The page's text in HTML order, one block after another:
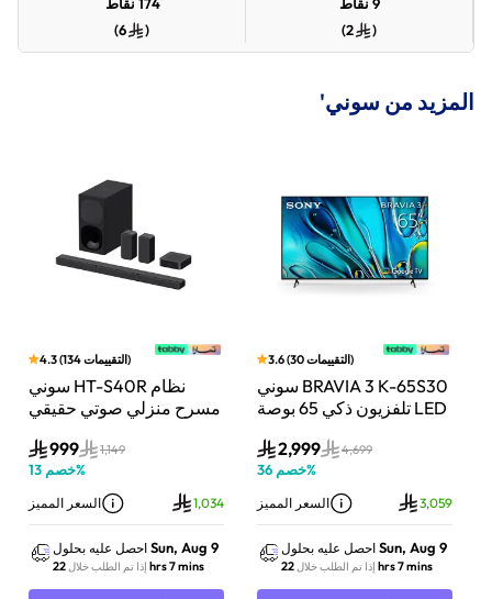
(
2
)
(
6
)
المزيد من سوني'
4.3(134التقييمات)
سوني HT-S40R نظام
مسرح منزلي صوتي حقيقي
أسود999 1,149
خصم 13 %
السعر المميز 1,034
احصل عليه بحلول Sun, Aug 9
إذا تم الطلب خلال 22 hrs 7 mins
3.6(30التقييمات)
سوني BRAVIA 3 K-65S30
تلفزيون ذكي 65 بوصة LED
ونظام Google TV2,999 4,699
خصم 36 %
السعر المميز 3,059
احصل عليه بحلول Sun, Aug 9
إذا تم الطلب خلال 22 hrs 7 mins